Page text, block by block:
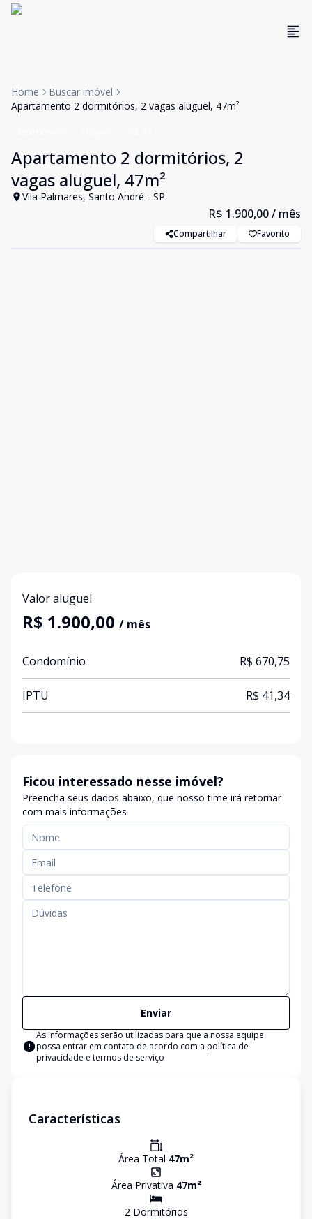
Home
Buscar imóvel
Apartamento 2 dormitórios, 2 vagas aluguel, 47m²
Apartamento 2 dormitórios, 2
vagas aluguel, 47m²
Vila Palmares, Santo André - SP
R$ 1.900,00/ mês
Compartilhar Favorito
Valor aluguel
R$ 1.900,00 / mês
Condomínio R$ 670,75
IPTU R$ 41,34
Ficou interessado nesse imóvel?
Preencha seus dados abaixo, que nosso time irá retornar
com mais informações
Enviar
As informações serão utilizadas para que a nossa equipe
possa entrar em contato de acordo com a política de
privacidade e termos de serviço
Características
Área Total 47m²
Área Privativa 47m²
2Dormitórios